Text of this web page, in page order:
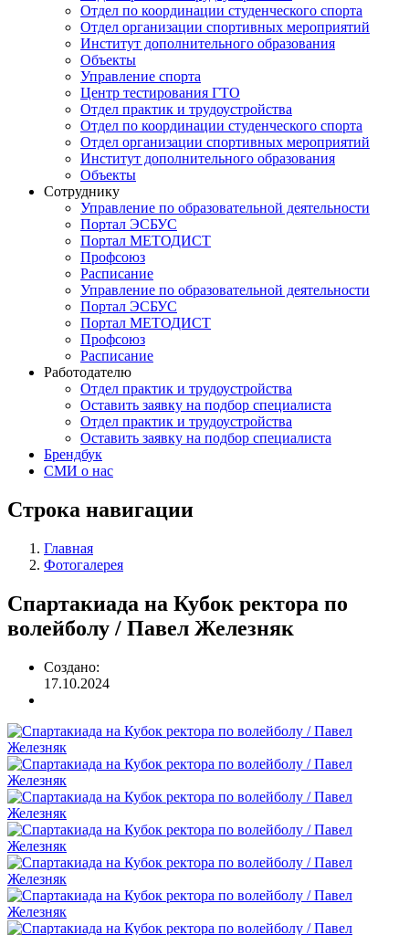
Отдел по координации студенческого спорта
Отдел организации спортивных мероприятий
Институт дополнительного образования
Объекты
Управление спорта
Центр тестирования ГТО
Отдел практик и трудоустройства
Отдел по координации студенческого спорта
Отдел организации спортивных мероприятий
Институт дополнительного образования
Объекты
Сотруднику
Управление по образовательной деятельности
Портал ЭСБУС
Портал МЕТОДИСТ
Профсоюз
Расписание
Управление по образовательной деятельности
Портал ЭСБУС
Портал МЕТОДИСТ
Профсоюз
Расписание
Работодателю
Отдел практик и трудоустройства
Оставить заявку на подбор специалиста
Отдел практик и трудоустройства
Оставить заявку на подбор специалиста
Брендбук
СМИ о нас
Строка навигации
Главная
Фотогалерея
Спартакиада на Кубок ректора по
волейболу / Павел Железняк
Создано:
17.10.2024